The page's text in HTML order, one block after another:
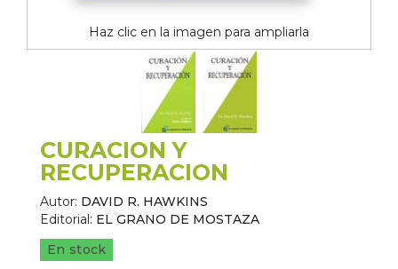
Haz clic en la imagen para ampliarla
CURACION Y
RECUPERACION
Autor: DAVID R. HAWKINS
Editorial: EL GRANO DE MOSTAZA
En stock